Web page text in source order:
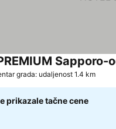
Sapporo-
grada: udaljenost 1.4 km
prikazale tačne cene